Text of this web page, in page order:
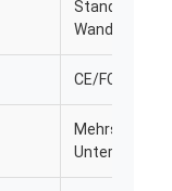
Standfläche/
Wand
CE/FCC/RoHS